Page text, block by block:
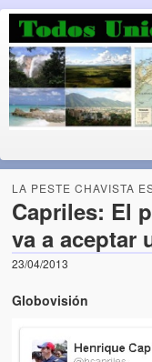
Luchando
Fuera el chavismo, la
Home
Blog. (Todos
LA PESTE CHAVISTA
Capriles: El
va a aceptar
23/04/2013
Globovisión